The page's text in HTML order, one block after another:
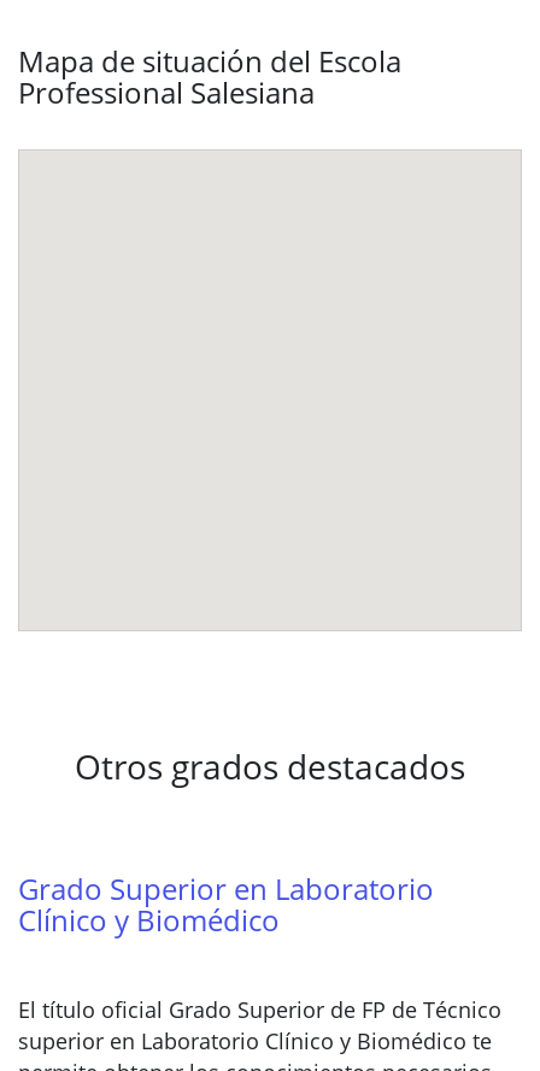
Mapa de situación del Escola
Professional Salesiana
Otros grados destacados
Grado Superior en Laboratorio
Clínico y Biomédico
El título oficial Grado Superior de FP de Técnico
superior en Laboratorio Clínico y Biomédico te